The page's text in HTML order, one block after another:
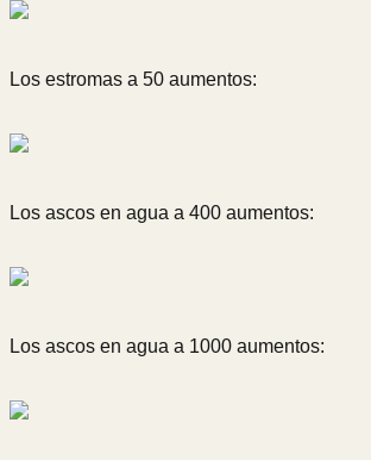
Los estromas a 50 aumentos:
Los ascos en agua a 400 aumentos:
Los ascos en agua a 1000 aumentos: